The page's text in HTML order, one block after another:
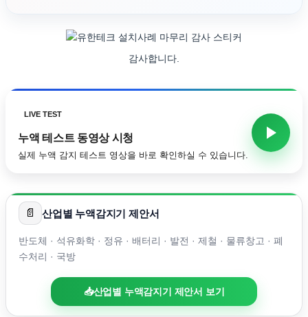
감사합니다.
LIVE TEST
누액 테스트 동영상 시청
실제 누액 감지 테스트 영상을 바로 확인하실 수 있습니다.
📄 산업별 누액감지기 제안서
반도체 · 석유화학 · 정유 · 배터리 · 발전 · 제철 · 물류창고 · 폐
수처리 · 국방
📥산업별 누액감지기 제안서 보기